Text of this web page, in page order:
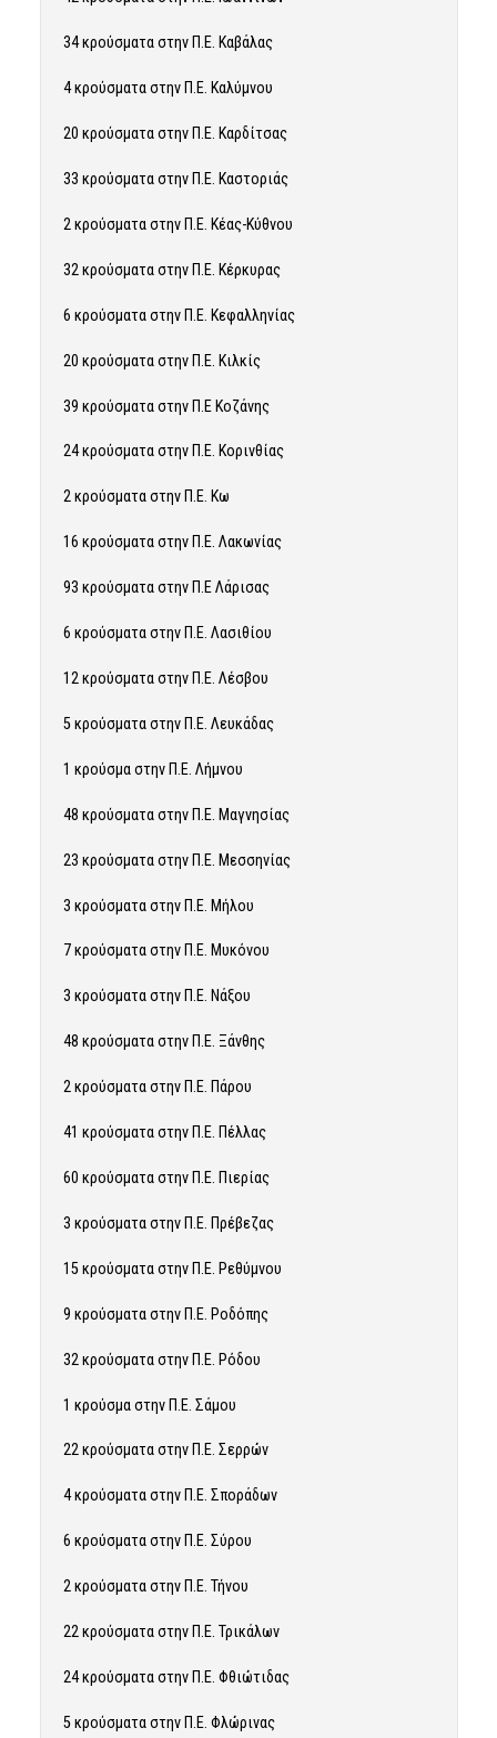
34 κρούσματα στην Π.Ε. Καβάλας
4 κρούσματα στην Π.Ε. Καλύμνου
20 κρούσματα στην Π.Ε. Καρδίτσας
33 κρούσματα στην Π.Ε. Καστοριάς
2 κρούσματα στην Π.Ε. Κέας-Κύθνου
32 κρούσματα στην Π.Ε. Κέρκυρας
6 κρούσματα στην Π.Ε. Κεφαλληνίας
20 κρούσματα στην Π.Ε. Κιλκίς
39 κρούσματα στην Π.Ε Κοζάνης
24 κρούσματα στην Π.Ε. Κορινθίας
2 κρούσματα στην Π.Ε. Κω
16 κρούσματα στην Π.Ε. Λακωνίας
93 κρούσματα στην Π.Ε Λάρισας
6 κρούσματα στην Π.Ε. Λασιθίου
12 κρούσματα στην Π.Ε. Λέσβου
5 κρούσματα στην Π.Ε. Λευκάδας
1 κρούσμα στην Π.Ε. Λήμνου
48 κρούσματα στην Π.Ε. Μαγνησίας
23 κρούσματα στην Π.Ε. Μεσσηνίας
3 κρούσματα στην Π.Ε. Μήλου
7 κρούσματα στην Π.Ε. Μυκόνου
3 κρούσματα στην Π.Ε. Νάξου
48 κρούσματα στην Π.Ε. Ξάνθης
2 κρούσματα στην Π.Ε. Πάρου
41 κρούσματα στην Π.Ε. Πέλλας
60 κρούσματα στην Π.Ε. Πιερίας
3 κρούσματα στην Π.Ε. Πρέβεζας
15 κρούσματα στην Π.Ε. Ρεθύμνου
9 κρούσματα στην Π.Ε. Ροδόπης
32 κρούσματα στην Π.Ε. Ρόδου
1 κρούσμα στην Π.Ε. Σάμου
22 κρούσματα στην Π.Ε. Σερρών
4 κρούσματα στην Π.Ε. Σποράδων
6 κρούσματα στην Π.Ε. Σύρου
2 κρούσματα στην Π.Ε. Τήνου
22 κρούσματα στην Π.Ε. Τρικάλων
24 κρούσματα στην Π.Ε. Φθιώτιδας
5 κρούσματα στην Π.Ε. Φλώρινας